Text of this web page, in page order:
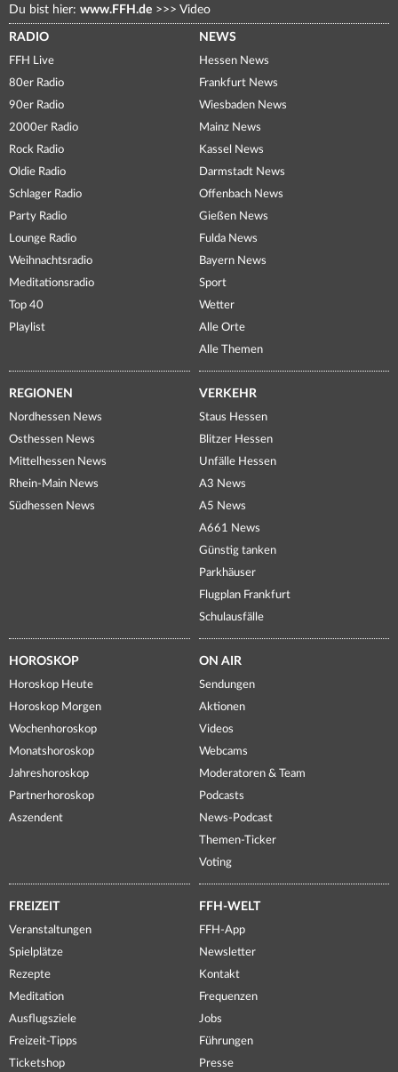
Du bist hier: www.FFH.de >>> Video
RADIO
FFH Live
80er Radio
90er Radio
2000er Radio
Rock Radio
Oldie Radio
Schlager Radio
Party Radio
Lounge Radio
Weihnachtsradio
Meditationsradio
Top 40
Playlist
NEWS
Hessen News
Frankfurt News
Wiesbaden News
Mainz News
Kassel News
Darmstadt News
Offenbach News
Gießen News
Fulda News
Bayern News
Sport
Wetter
Alle Orte
Alle Themen
REGIONEN
Nordhessen News
Osthessen News
Mittelhessen News
Rhein-Main News
Südhessen News
VERKEHR
Staus Hessen
Blitzer Hessen
Unfälle Hessen
A3 News
A5 News
A661 News
Günstig tanken
Parkhäuser
Flugplan Frankfurt
Schulausfälle
HOROSKOP
Horoskop Heute
Horoskop Morgen
Wochenhoroskop
Monatshoroskop
Jahreshoroskop
Partnerhoroskop
Aszendent
ON AIR
Sendungen
Aktionen
Videos
Webcams
Moderatoren & Team
Podcasts
News-Podcast
Themen-Ticker
Voting
FREIZEIT
Veranstaltungen
Spielplätze
Rezepte
Meditation
Ausflugsziele
Freizeit-Tipps
Ticketshop
FFH-WELT
FFH-App
Newsletter
Kontakt
Frequenzen
Jobs
Führungen
Presse